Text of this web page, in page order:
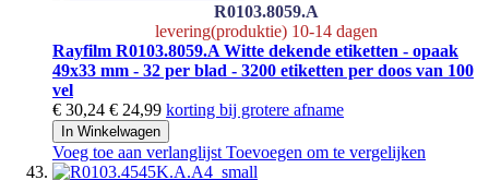
R0103.8059.A
levering(produktie) 10-14 dagen
Rayfilm R0103.8059.A Witte dekende etiketten - opaak
49x33 mm - 32 per blad - 3200 etiketten per doos van 100
vel
€ 30,24 € 24,99 korting bij grotere afname
In Winkelwagen
Voeg toe aan verlanglijst Toevoegen om te vergelijken